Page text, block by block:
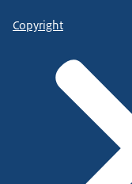
Copyright